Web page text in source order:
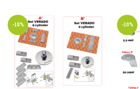
6,50 €
through
85,30 €
-10% -10%